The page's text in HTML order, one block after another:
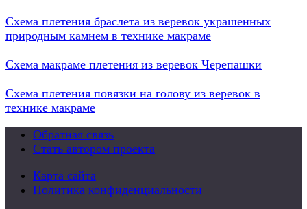
Схема плетения браслета из веревок украшенных
природным камнем в технике макраме
Схема макраме плетения из веревок Черепашки
Схема плетения повязки на голову из веревок в
технике макраме
Обратная связь
Стать автором проекта
Карта сайта
Политика конфиденциальности